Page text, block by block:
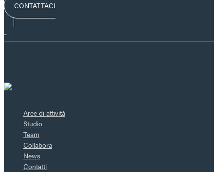
CONTATTACI
Aree di attività
Studio
Team
Collabora
News
Contatti